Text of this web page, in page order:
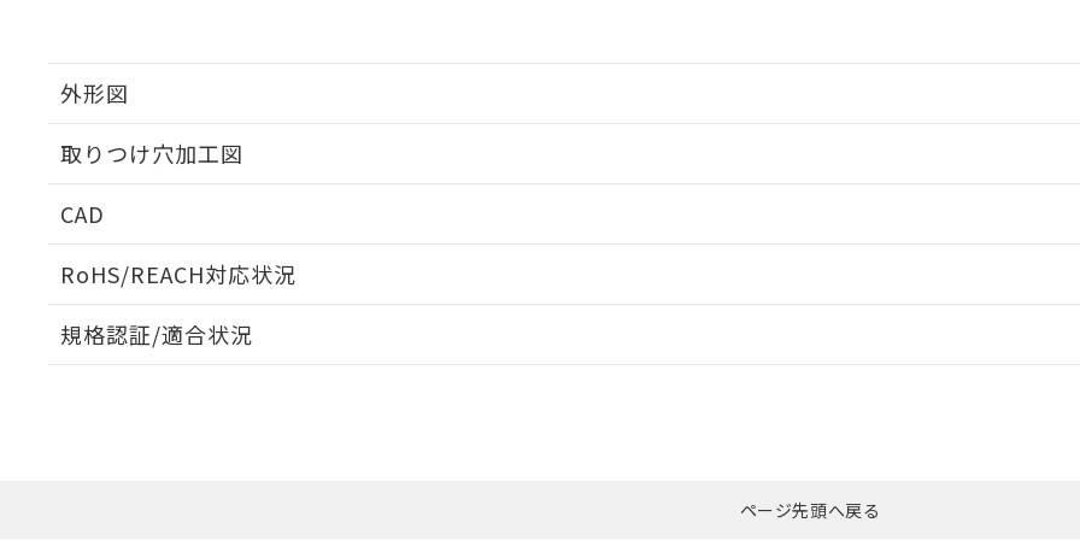
外形図
取りつけ穴加工図
CAD
RoHS/REACH対応状況
EU RoHS 注意事項・凡例
ダウンロードはこちら
規格認証/適合状況
ページ先頭へ戻る